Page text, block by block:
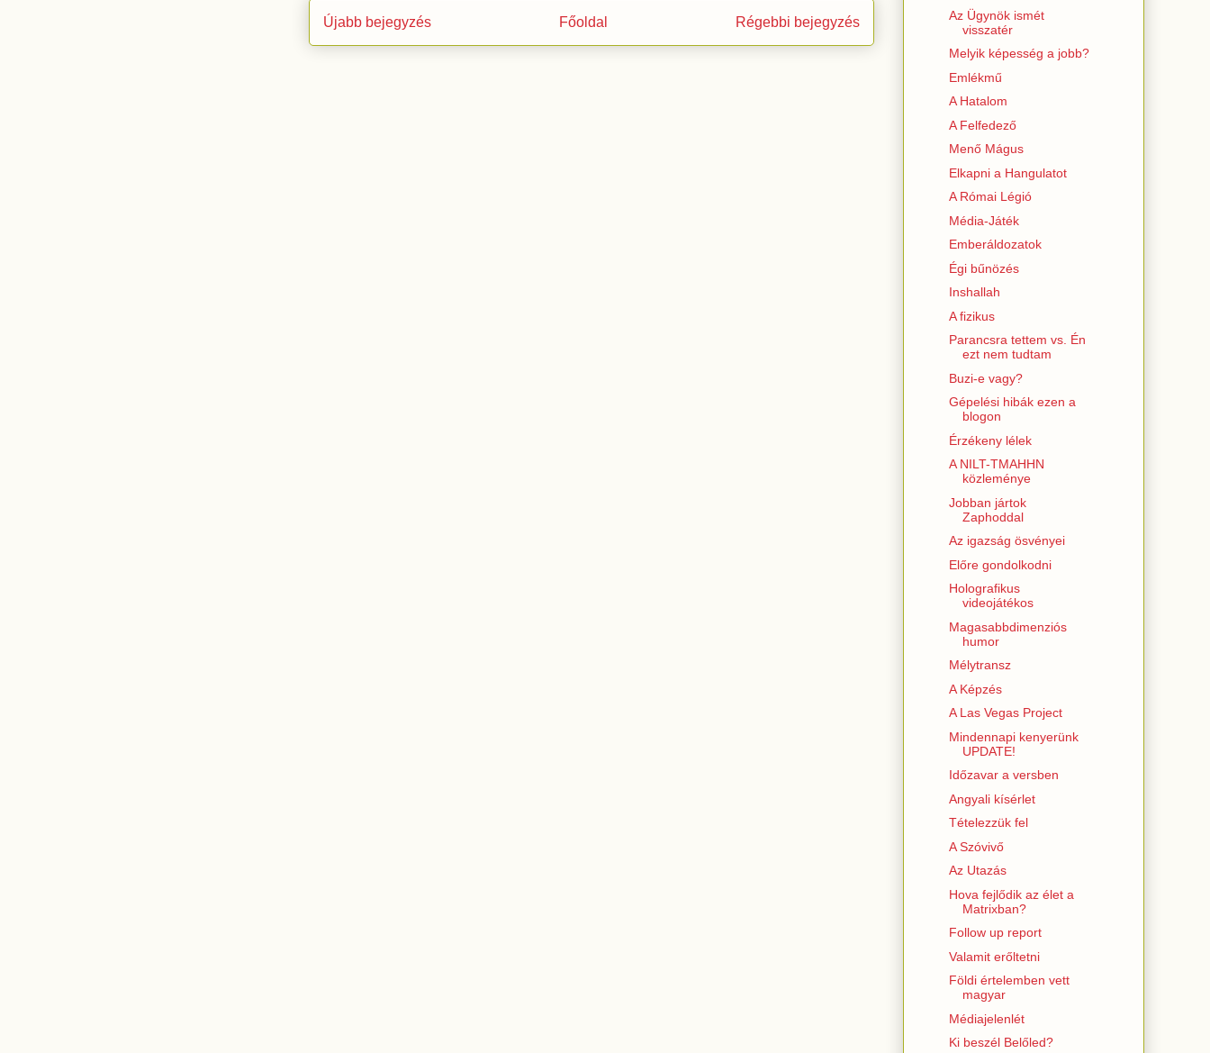
Újabb bejegyzés Régebbi bejegyzés
Főoldal
Az Ügynök ismét
visszatér
Melyik képesség a jobb?
Emlékmű
A Hatalom
A Felfedező
Menő Mágus
Elkapni a Hangulatot
A Római Légió
Média-Játék
Emberáldozatok
Égi bűnözés
Inshallah
A fizikus
Parancsra tettem vs. Én
ezt nem tudtam
Buzi-e vagy?
Gépelési hibák ezen a
blogon
Érzékeny lélek
A NILT-TMAHHN
közleménye
Jobban jártok
Zaphoddal
Az igazság ösvényei
Előre gondolkodni
Holografikus
videojátékos
Magasabbdimenziós
humor
Mélytransz
A Képzés
A Las Vegas Project
Mindennapi kenyerünk
UPDATE!
Időzavar a versben
Angyali kísérlet
Tételezzük fel
A Szóvivő
Az Utazás
Hova fejlődik az élet a
Matrixban?
Follow up report
Valamit erőltetni
Földi értelemben vett
magyar
Médiajelenlét
Ki beszél Belőled?